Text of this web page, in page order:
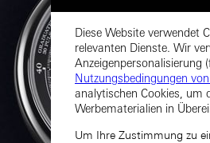
Diese Website verwendet
relevanten Dienste. Wir
Anzeigenpersonalisierung
Nutzungsbedingungen
analytischen Cookies, um
Werbematerialien in
Um Ihre Zustimmung zu